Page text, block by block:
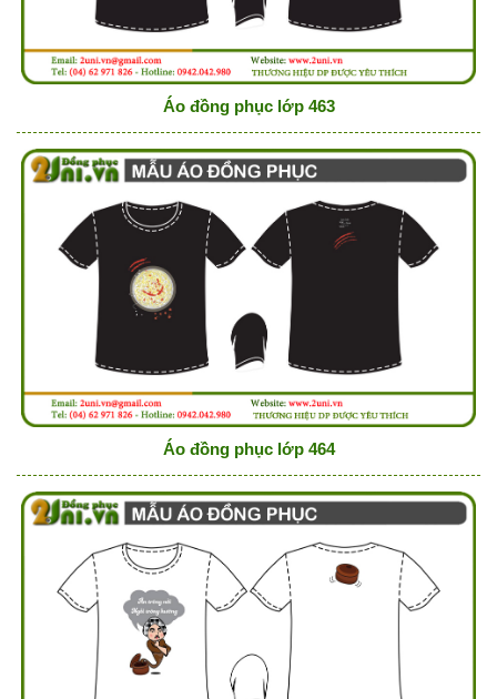
Áo đồng phục lớp 463
Áo đồng phục lớp 464